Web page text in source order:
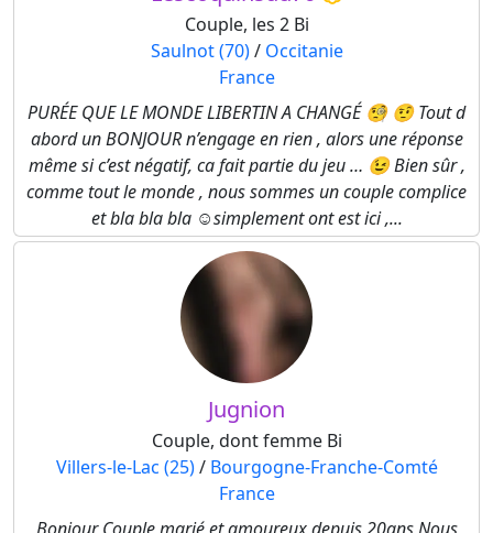
Couple, les 2 Bi
Saulnot (70)/ Occitanie
France
PURÉE QUE LE MONDE LIBERTIN A CHANGÉ 🧐 🤨 Tout d
abord un BONJOUR n’engage en rien , alors une réponse
même si c’est négatif, ca fait partie du jeu … 😉 Bien sûr ,
comme tout le monde , nous sommes un couple complice
et bla bla bla ☺️simplement ont est ici ,...
Jugnion
Couple, dont femme Bi
Villers-le-Lac (25)/ Bourgogne-Franche-Comté
France